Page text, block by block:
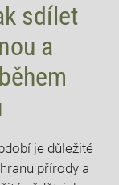
sdílet
a
je důležité
přírody a